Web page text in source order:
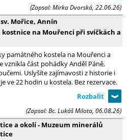
(Zapsal: Mirka Dvorská, 22.06.26)
Mořice, Annín
na Mouřenci při svíčkách a
památného kostela na Mouřenci a
vznikla část pohádky Anděl Páně,
Uslyšíte zajímavosti z historie i
ve 22 hodin u kostela. Bez rezervace.
(Zapsal: Bc. Lukáš Milota, 06.08.26)
a okolí - Muzeum minerálů